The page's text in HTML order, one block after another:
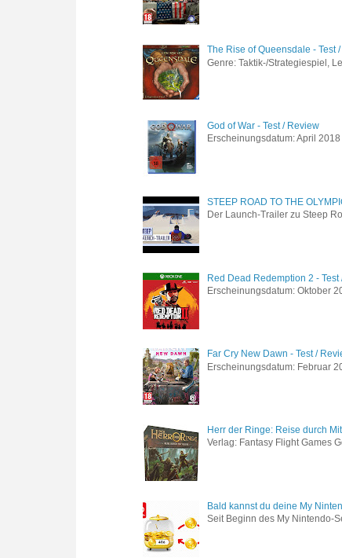
The Rise of Queensdale - Test
Genre: Taktik-/Strategiespiel,
God of War - Test / Review
Erscheinungsdatum: April
STEEP ROAD TO THE
Der Launch-Trailer zu Steep
Red Dead Redemption 2 - Test
Erscheinungsdatum: Oktober
Far Cry New Dawn - Test /
Erscheinungsdatum: Februar
Herr der Ringe: Reise durch
Verlag: Fantasy Flight Games
Bald kannst du deine My
Seit Beginn des My Nintendo-